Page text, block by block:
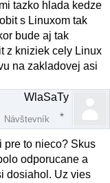
tazko hlada kedze
s Linuxom tak
bude aj tak
z kniziek cely Linux
na zakladovej asi
WlaSaTy
Návštevník
pre to nieco? Skus
odporucane a
dosiahol. Uz vies